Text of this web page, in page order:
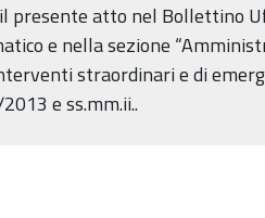
presente atto nel Bollettino
e nella sezione
straordinari e di
e ss.mm.ii..